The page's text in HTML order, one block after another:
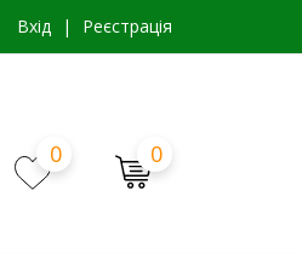
Вхiд | Реєстрація
0 0